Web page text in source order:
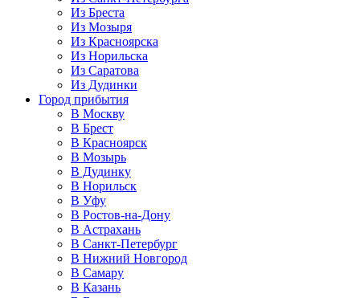
Из Бреста
Из Мозыря
Из Красноярска
Из Норильска
Из Саратова
Из Дудинки
Город прибытия
В Москву
В Брест
В Красноярск
В Мозырь
В Дудинку
В Норильск
В Уфу
В Ростов-на-Дону
В Астрахань
В Санкт-Петербург
В Нижний Новгород
В Самару
В Казань